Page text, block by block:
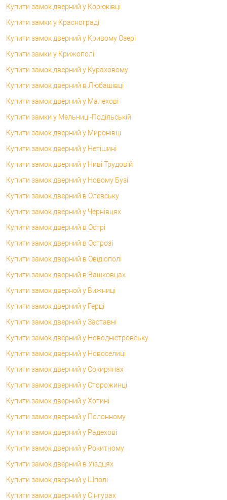
Купити замок дверний у Корюківці
Купити замки у Краснограді
Купити замок дверний у Кривому Озері
Купити замки у Крижополі
Купити замок дверний у Кураховому
Купити замок дверний в Любашівці
Купити замок дверний у Малехові
Купити замки у Мельниці-Подільській
Купити замок дверний у Миронівці
Купити замок дверний у Нетішині
Купити замок дверний у Ниві Трудовій
Купити замок дверний у Новому Бузі
Купити замок дверний в Олевську
Купити замок дверний у Чернівцях
Купити замок дверний в Острі
Купити замок дверний в Острозі
Купити замок дверний в Овідіополі
Купити замок дверний в Вашковцах
Купити замок дверной у Вижниці
Купити замок дверний у Герці
Купити замок дверний у Заставні
Купити замок дверний у Новодністровську
Купити замок дверний у Новоселиці
Купити замок дверний у Сокирянах
Купити замок дверний у Сторожинці
Купити замок дверний у Хотині
Купити замок дверний у Полонному
Купити замок дверний у Радехові
Купити замок дверний у Рокитному
Купити замок дверний в Уїздцях
Купити замок дверний у Шполі
Купити замок дверний у Сінгурах